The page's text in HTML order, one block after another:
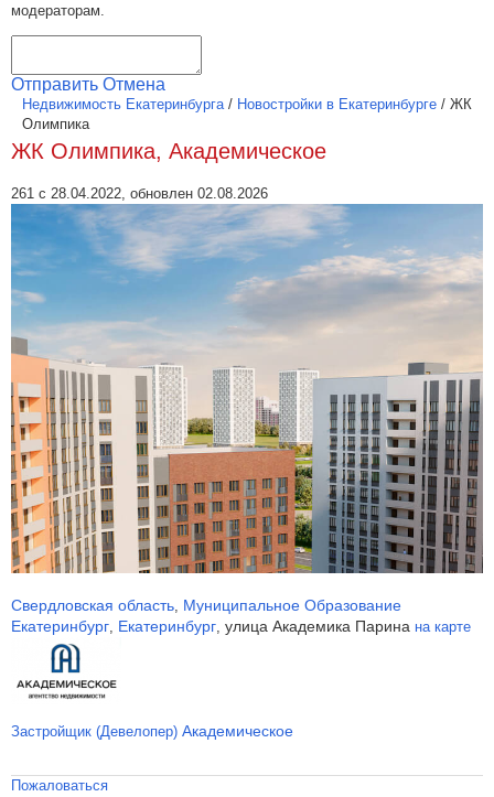
модераторам.
Отправить Отмена
Недвижимость Екатеринбурга/ Новостройки в Екатеринбурге / ЖК
Олимпика
ЖК Олимпика, Академическое
261 с 28.04.2022, обновлен 02.08.2026
Свердловская область, Муниципальное Образование
Екатеринбург, Екатеринбург, улица Академика Парина на карте
Застройщик (Девелопер) Академическое
Пожаловаться